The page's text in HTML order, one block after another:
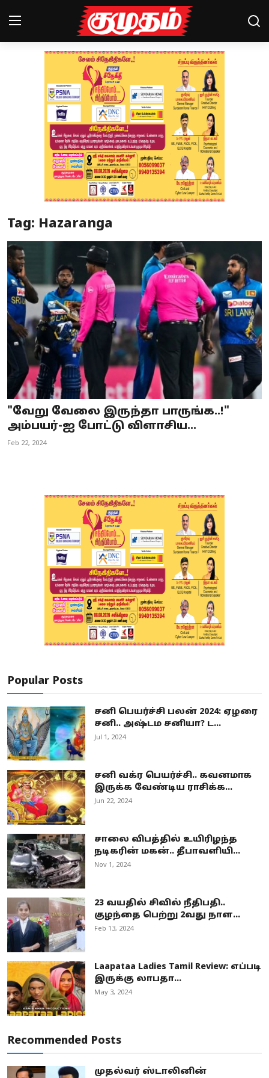
Magazines
Special Story
Business
Crime
Tamilnadu
National
World
Astrology
Spirituality
Tag: Hazaranga
"வேறு வேலை இருந்தா பாருங்க..!"
அம்பயர்-ஐ போட்டு விளாசிய...
Feb 22, 2024
Popular Posts
சனி பெயர்ச்சி பலன் 2024: ஏழரை
சனி.. அஷ்டம சனியா? ட...
Jul 1, 2024
சனி வக்ர பெயர்ச்சி.. கவனமாக
இருக்க வேண்டிய ராசிக்க...
Jun 22, 2024
சாலை விபத்தில் உயிரிழந்த
நடிகரின் மகன்.. தீபாவளியி...
Nov 1, 2024
23 வயதில் சிவில் நீதிபதி..
குழந்தை பெற்று 2வது நாள...
Feb 13, 2024
Laapataa Ladies Tamil Review: எப்படி
இருக்கு லாபதா...
May 3, 2024
Recommended Posts
முதல்வர் ஸ்டாலினின்